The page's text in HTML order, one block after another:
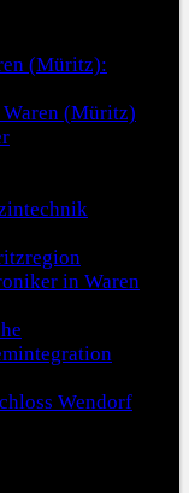
(Müritz):
(Müritz)
in Waren
Wendorf